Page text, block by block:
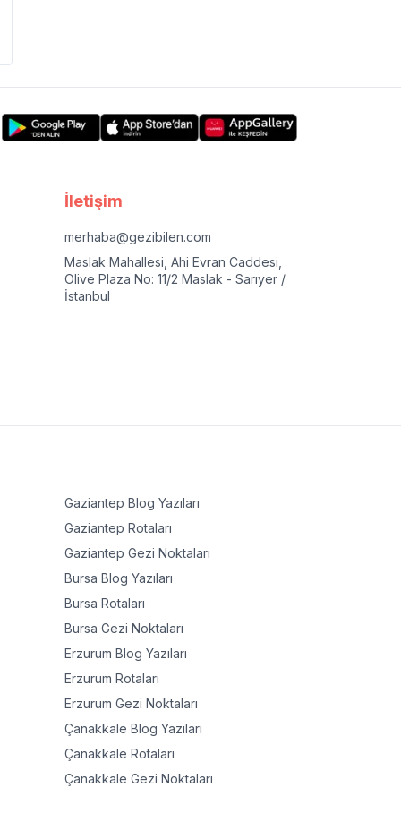
İletişim
merhaba@gezibilen.com
Maslak Mahallesi, Ahi Evran Caddesi,
Olive Plaza No: 11/2 Maslak - Sarıyer /
İstanbul
Gaziantep Blog Yazıları
Gaziantep Rotaları
Gaziantep Gezi Noktaları
Bursa Blog Yazıları
Bursa Rotaları
Bursa Gezi Noktaları
Erzurum Blog Yazıları
Erzurum Rotaları
Erzurum Gezi Noktaları
Çanakkale Blog Yazıları
Çanakkale Rotaları
Çanakkale Gezi Noktaları